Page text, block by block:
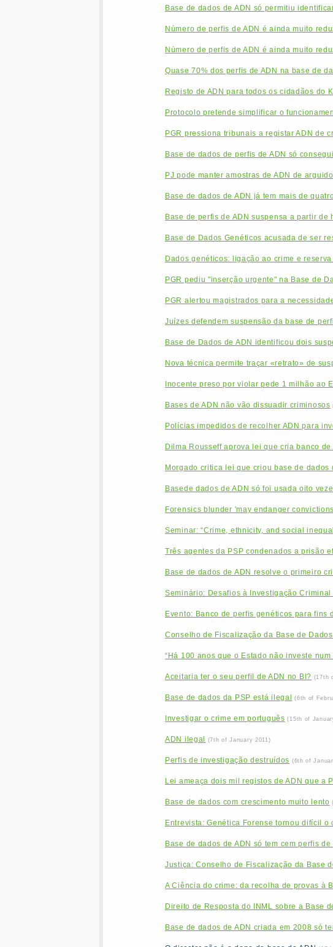
Base de dados de ADN só permitiu
Número de perfis de ADN é ainda muito
Número de perfis de ADN é ainda muito
Quase 70% dos perfis de ADN na base de
Registo de ADN para todos os cidadãos do
Protocolo pretende simplificar o
PGR pressiona tribunais a registar ADN de
Base de dados de perfis de ADN só
PJ pode manter amostras de ADN de
Base de dados de ADN já tem mais de
Base de perfis de ADN suspensa a partir de
Base de Dados Genéticos acusada de ser
Dados genéticos: ligação ao crime e reserva
PGR pediu "inserção urgente" na Base de
PGR alertou magistrados para a
Juízes defendem suspensão da base de
Base de Dados de ADN identificou dois
Nova técnica permite traçar «retrato» de
Inocente preso por violar pede 1 milhão ao
Bases de ADN não vão dissuadir criminosos
Polícias impedidos de recolher ADN para
Dilma Rousseff aprova lei que cria banco
Morgado critica lei que criou base de dados
Basede dados de ADN só foi usada oito
Forensics blunder 'may endanger
Seminar: “Crime, ethnicity, and social
Três agentes da PSP condenados a prisão
Base de dados de ADN resolve o primeiro
Seminário: Desafios à Investigação
Evento: Banco de perfis genéticos para
Conselho de Fiscalização da Base de
“Há 100 anos que o Estado não investe
Aceitaria ter o seu perfil de ADN no BI? (17th
Base de dados da PSP está ilegal (6th of
Investigar o crime em português (15th of
ADN ilegal (7th of January 2011)
Perfis de investigação destruídos (6th of
Lei ameaça dois mil registos de ADN que a
Base de dados com crescimento muito lento
Entrevista: Genética Forense tornou difícil o
Base de dados de ADN só tem cem perfis
Justiça: Conselho de Fiscalização da Base
A Ciência do crime: da recolha de provas à
Direito de Resposta do INML sobre a Base
Base de dados de ADN criada em 2008 só